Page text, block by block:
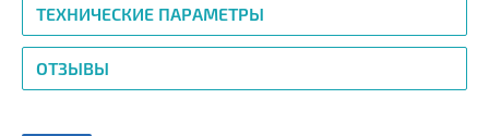
ТЕХНИЧЕСКИЕ ПАРАМЕТРЫ
ОТЗЫВЫ